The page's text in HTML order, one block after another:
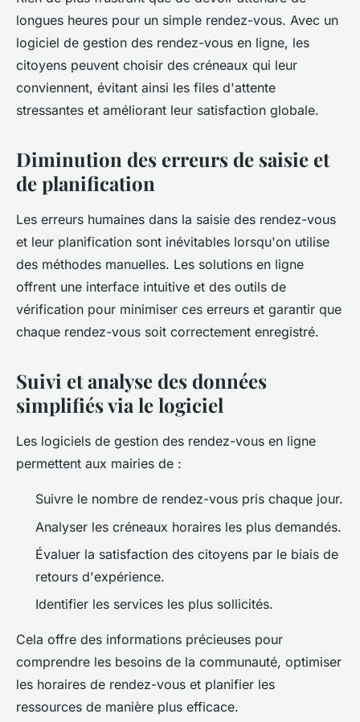
longues heures pour un simple rendez-vous. Avec un
logiciel de gestion des rendez-vous en ligne, les
citoyens peuvent choisir des créneaux qui leur
conviennent, évitant ainsi les files d'attente
stressantes et améliorant leur satisfaction globale.
Diminution des erreurs de saisie et
de planification
Les erreurs humaines dans la saisie des rendez-vous
et leur planification sont inévitables lorsqu'on utilise
des méthodes manuelles. Les solutions en ligne
offrent une interface intuitive et des outils de
vérification pour minimiser ces erreurs et garantir que
chaque rendez-vous soit correctement enregistré.
Suivi et analyse des données
simplifiés via le logiciel
Les logiciels de gestion des rendez-vous en ligne
permettent aux mairies de :
Suivre le nombre de rendez-vous pris chaque jour.
Analyser les créneaux horaires les plus demandés.
Évaluer la satisfaction des citoyens par le biais de
retours d'expérience.
Identifier les services les plus sollicités.
Cela offre des informations précieuses pour
comprendre les besoins de la communauté, optimiser
les horaires de rendez-vous et planifier les
ressources de manière plus efficace.